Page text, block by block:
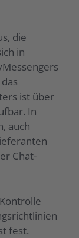
die
in
ist über
In
auch
Chat-
fest.